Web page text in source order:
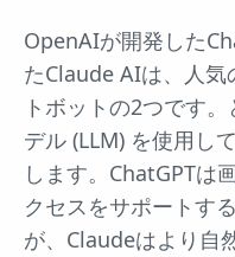
OpenAIが開発した
たClaude AIは、人気
トボットの2つです
デル (LLM) を使用し
します。ChatGPTは
クセスをサポートす
が、Claudeはより自